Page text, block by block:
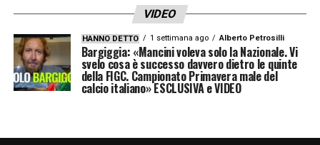
LA PLAYLIST DELLE NOSTRE TOP NEWS
VIDEO
HANNO DETTO 1 settimana ago Alberto Petrosilli
Bargiggia: «Mancini voleva solo la Nazionale. Vi
svelo cosa è successo davvero dietro le quinte
della FIGC. Campionato Primavera male del
calcio italiano» ESCLUSIVA e VIDEO